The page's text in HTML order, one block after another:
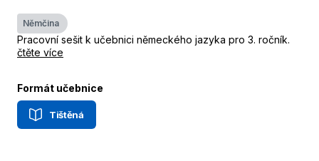
Němčina
Pracovní sešit k učebnici německého jazyka pro 3. ročník.
čtěte více
Formát učebnice
Tištěná